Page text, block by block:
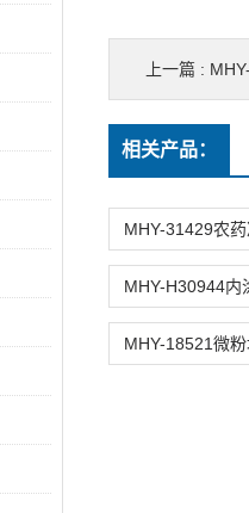
上一篇 :
相关产品：